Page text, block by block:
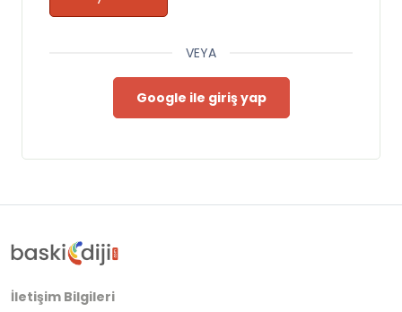
VEYA
Google ile giriş yap
İletişim Bilgileri